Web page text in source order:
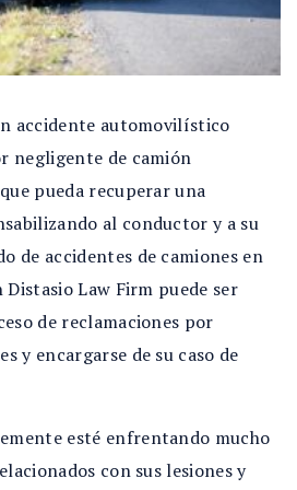
accidente automovilístico
negligente de camión
pueda recuperar una
al conductor y a su
de accidentes de camiones en
Law Firm puede ser
de reclamaciones por
y encargarse de su caso de
esté enfrentando mucho
con sus lesiones y